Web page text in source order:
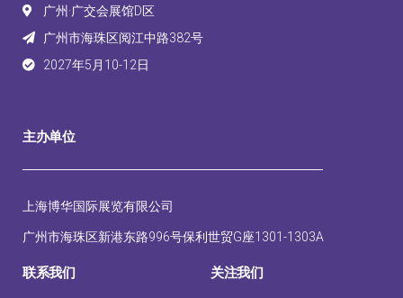
广州·广交会展馆D区
广州市海珠区阅江中路382号
2027年5月10-12日
主办单位
上海博华国际展览有限公司
广州市海珠区新港东路996号保利世贸G座1301-1303A
联系我们 关注我们